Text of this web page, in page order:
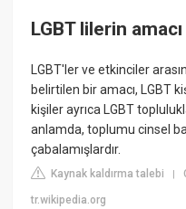
LGBT lilerin
LGBT'ler ve etkinciler
belirtilen bir amacı, LGBT
kişiler ayrıca LGBT
anlamda, toplumu cinsel
çabalamışlardır.
Kaynak kaldırma talebi |
tr.wikipedia.org